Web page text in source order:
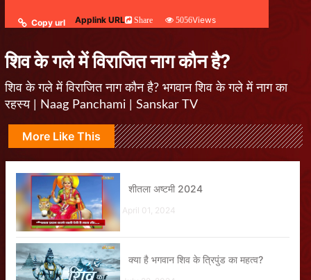
Copy url Applink URL Share 5056Views
शिव के गले में विराजित नाग कौन है?
शिव के गले में विराजित नाग कौन है? भगवान शिव के गले में नाग का
रहस्य | Naag Panchami | Sanskar TV
More Like This
शीतला अष्टमी 2024
April 01, 2024
क्या है भगवान शिव के त्रिपुंड का महत्व?